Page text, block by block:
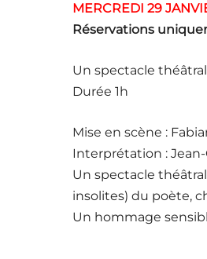
MERCREDI 29
Réservations
Un spectacle
Durée 1h
Mise en scène :
Interprétation :
Un spectacle
insolites) du poète,
Un hommage